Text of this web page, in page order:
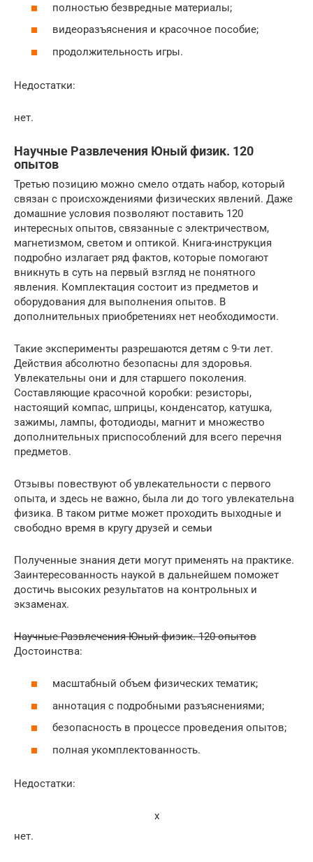
полностью безвредные материалы;
видеоразъяснения и красочное пособие;
продолжительность игры.
Недостатки:
нет.
Научные Развлечения Юный физик. 120
опытов
Третью позицию можно смело отдать набор, который
связан с происхождениями физических явлений. Даже
домашние условия позволяют поставить 120
интересных опытов, связанные с электричеством,
магнетизмом, светом и оптикой. Книга-инструкция
подробно излагает ряд фактов, которые помогают
вникнуть в суть на первый взгляд не понятного
явления. Комплектация состоит из предметов и
оборудования для выполнения опытов. В
дополнительных приобретениях нет необходимости.
Такие эксперименты разрешаются детям с 9-ти лет.
Действия абсолютно безопасны для здоровья.
Увлекательны они и для старшего поколения.
Составляющие красочной коробки: резисторы,
настоящий компас, шприцы, конденсатор, катушка,
зажимы, лампы, фотодиоды, магнит и множество
дополнительных приспособлений для всего перечня
предметов.
Отзывы повествуют об увлекательности с первого
опыта, и здесь не важно, была ли до того увлекательна
физика. В таком ритме может проходить выходные и
свободно время в кругу друзей и семьи
Полученные знания дети могут применять на практике.
Заинтересованность наукой в дальнейшем поможет
достичь высоких результатов на контрольных и
экзаменах.
Научные Развлечения Юный физик. 120 опытов
Достоинства:
масштабный объем физических тематик;
аннотация с подробными разъяснениями;
безопасность в процессе проведения опытов;
полная укомплектованность.
Недостатки:
x
нет.